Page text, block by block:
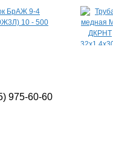
БрАЖ 9-4
10 - 500
975-60-60